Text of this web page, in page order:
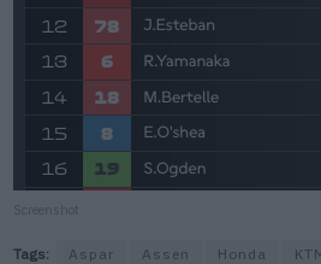
Screenshot
Tags: Aspar Assen Honda